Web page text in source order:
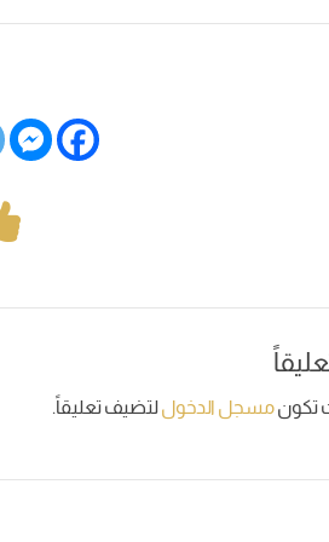
تكونمسجل الدخوللتضيف تعليقاً.